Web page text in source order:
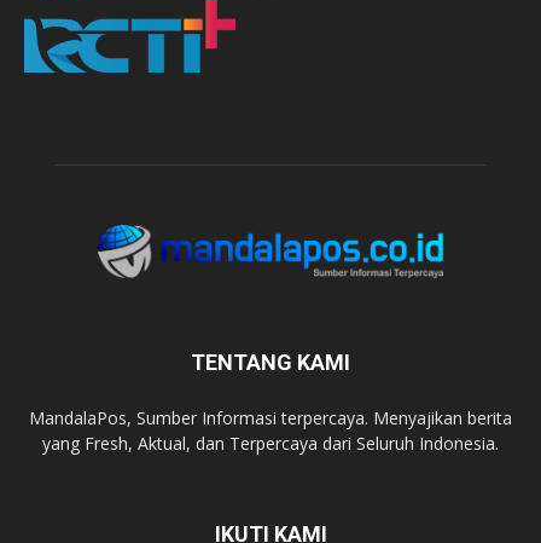
TENTANG KAMI
MandalaPos, Sumber Informasi terpercaya. Menyajikan berita
yang Fresh, Aktual, dan Terpercaya dari Seluruh Indonesia.
IKUTI KAMI